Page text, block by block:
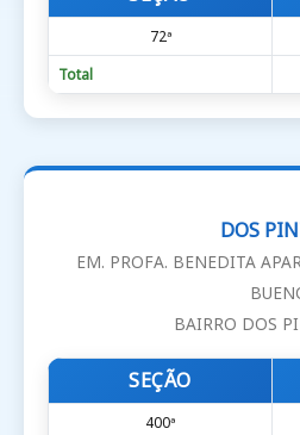
72ª
Total
DOS
EM. PROFA. BENEDITA
BAIRRO DOS
SEÇÃO
400ª